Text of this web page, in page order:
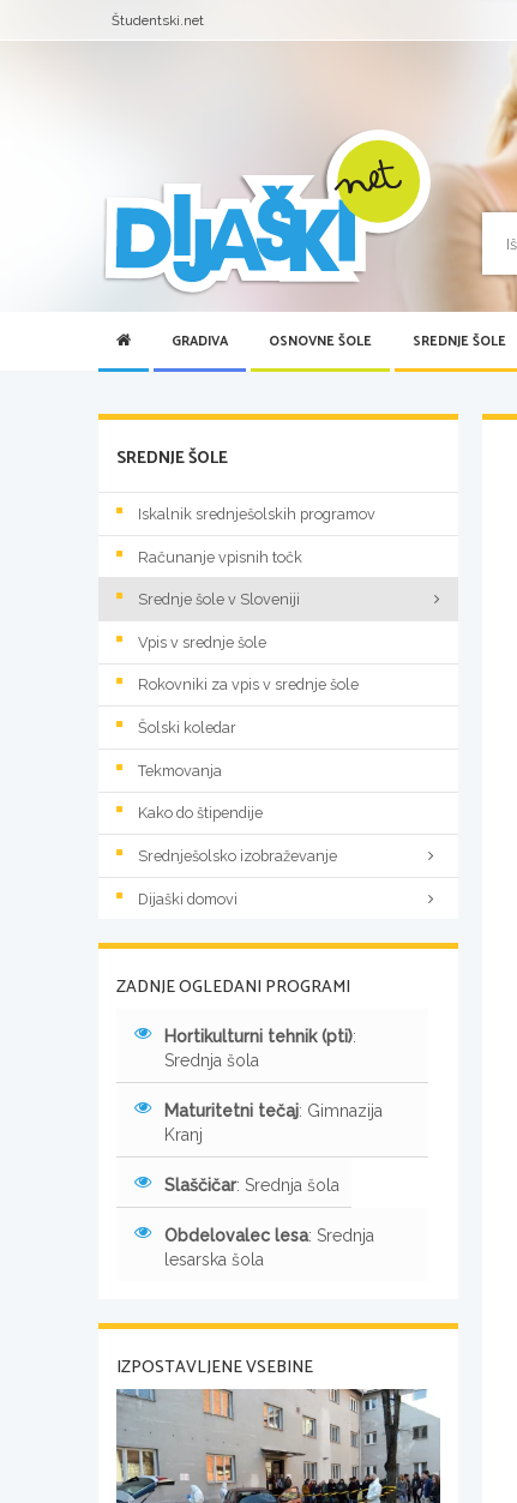
Študentski.net
GRADIVA OSNOVNE ŠOLE SREDNJE ŠOLE
SREDNJE ŠOLE
Iskalnik srednješolskih programov
Računanje vpisnih točk
Srednje šole v Sloveniji
Vpis v srednje šole
Rokovniki za vpis v srednje šole
Šolski koledar
Tekmovanja
Kako do štipendije
Srednješolsko izobraževanje
Dijaški domovi
ZADNJE OGLEDANI PROGRAMI
Hortikulturni tehnik (pti):
Srednja šola
Maturitetni tečaj: Gimnazija
Kranj
Slaščičar: Srednja šola
Obdelovalec lesa: Srednja
lesarska šola
IZPOSTAVLJENE VSEBINE